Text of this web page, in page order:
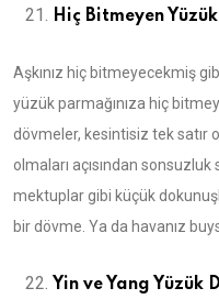
Hiç Bitmeyen
Aşkınız hiç bitmeyecekmiş
yüzük parmağınıza hiç
dövmeler, kesintisiz tek satır
olmaları açısından
mektuplar gibi küçük
bir dövme. Ya da havanız
Yin ve Yang Yüzük